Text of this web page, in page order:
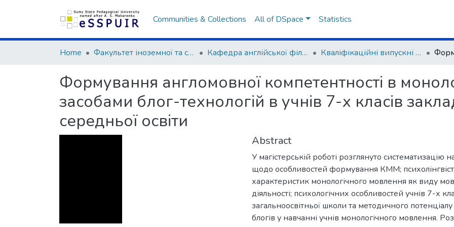
Communities & Collections All of DSpace Statistics
Home Факультет іноземної та слов’янської філології Кафедра англійської філології та лінгводидактики Кваліфікаційні випускні роботи здобувачів вищої освіти
Формування англомовної компетентності в
засобами блог-технологій в учнів 7-х класів
середньої освіти
Abstract
У магістерській роботі розглянуто систематизацію
щодо особливостей формування КММ;
характеристик монологічного мовлення як виду
діяльності; психологічних особливостей учнів 7-х
загальноосвітньої школи та методичного
блогів у навчанні учнів монологічного мовлення.